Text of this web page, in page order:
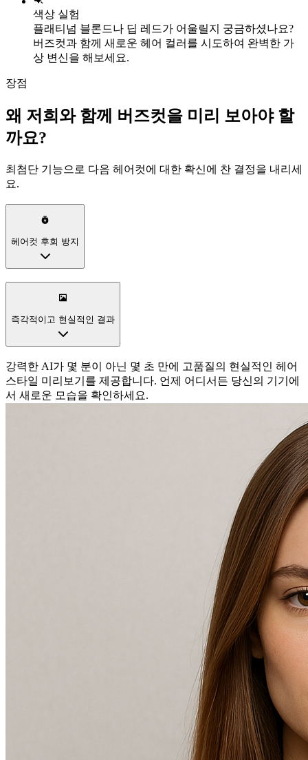
색상 실험
플래티넘 블론드나 딥 레드가 어울릴지 궁금하셨나요?
버즈컷과 함께 새로운 헤어 컬러를 시도하여 완벽한 가
상 변신을 해보세요.
장점
왜 저희와 함께 버즈컷을 미리 보아야 할
까요?
최첨단 기능으로 다음 헤어컷에 대한 확신에 찬 결정을 내리세
요.
헤어컷 후회 방지
즉각적이고 현실적인 결과
강력한 AI가 몇 분이 아닌 몇 초 만에 고품질의 현실적인 헤어
스타일 미리보기를 제공합니다. 언제 어디서든 당신의 기기에
서 새로운 모습을 확인하세요.